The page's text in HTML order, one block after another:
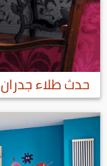
حدث طلاء جدران 2014 اجمل الدهانات العصرية